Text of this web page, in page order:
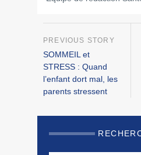
SOMMEIL et
STRESS : Quand
l’enfant dort mal, les
parents stressent